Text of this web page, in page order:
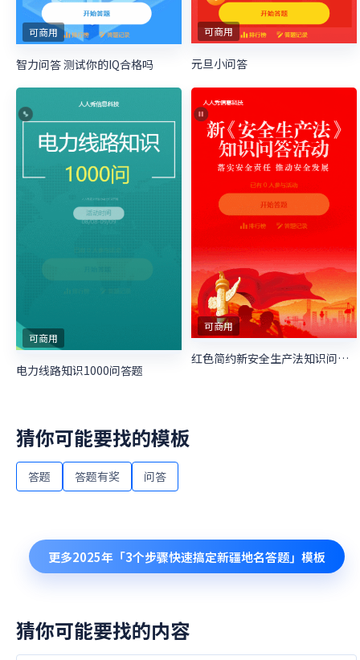
可商用
智力问答 测试你的IQ合格吗
可商用
元旦小问答
可商用
电力线路知识1000问答题
可商用
红色简约新安全生产法知识问答活动
猜你可能要找的模板
答题 答题有奖 问答
更多2025年「3个步骤快速搞定新疆地名答题」 模板
猜你可能要找的内容